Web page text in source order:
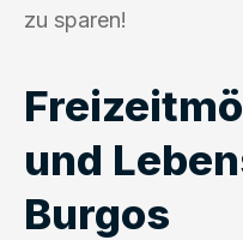
zu sparen!
und
Burgos